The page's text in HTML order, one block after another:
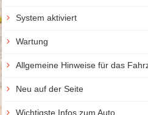
System aktiviert
Wartung
Allgemeine Hinweise für das
Neu auf der Seite
Wichtigste Infos zum Auto